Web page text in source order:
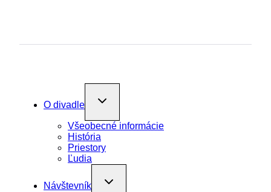
O divadle
Toggle
menu
Všeobecné informácie
História
Priestory
Ľudia
Návštevník
Toggle